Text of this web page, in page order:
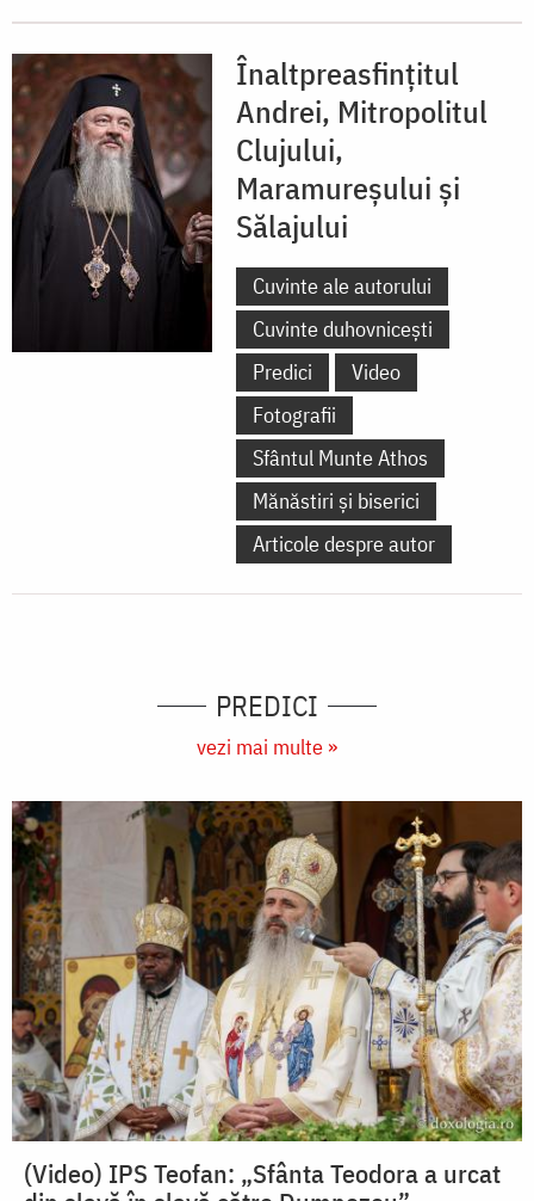
Înaltpreasfințitul
Andrei, Mitropolitul
Clujului,
Maramureșului și
Sălajului
Cuvinte ale autorului
Cuvinte duhovnicești
Predici
Video
Fotografii
Sfântul Munte Athos
Mănăstiri și biserici
Articole despre autor
PREDICI
vezi mai multe »
(Video) IPS Teofan: „Sfânta Teodora a urcat